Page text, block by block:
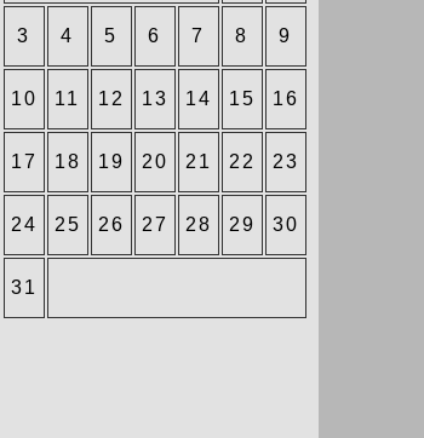
3 4 5 6 7 8 9
10 11 12 13 14 15 16
17 18 19 20 21 22 23
24 25 26 27 28 29 30
31